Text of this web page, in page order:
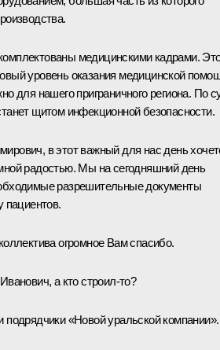
медицинскими кадрами.
уровень оказания медицинской
для нашего приграничного региона. По
щитом инфекционной безопасности.
в этот важный для нас день
радостью. Мы на сегодняшний день
разрешительные документы
пациентов.
огромное Вам спасибо.
а кто строил-то?
подрядчики «Новой уральской компании».